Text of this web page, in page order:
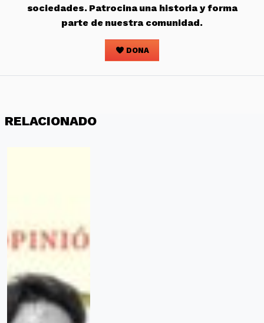
sociedades. Patrocina una historia y forma
parte de nuestra comunidad.
DONA
RELACIONADO